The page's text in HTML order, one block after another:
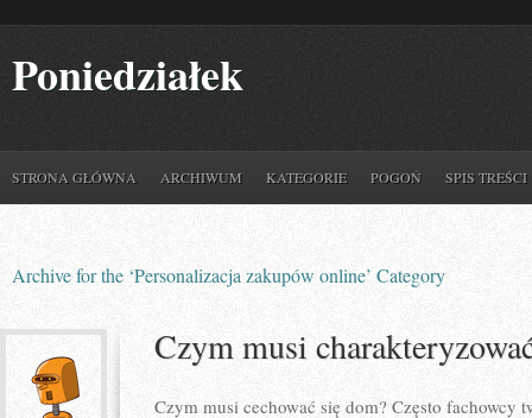
Poniedziałek
STRONA GŁÓWNA ARCHIWUM KATEGORIE POGOŃ SPIS TREŚCI
Archive for the ‘Personalizacja zakupów online’ Category
Czym musi
Czym musi cechować się dom? Często fachowcy